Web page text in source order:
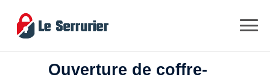
Ouverture de coffre-